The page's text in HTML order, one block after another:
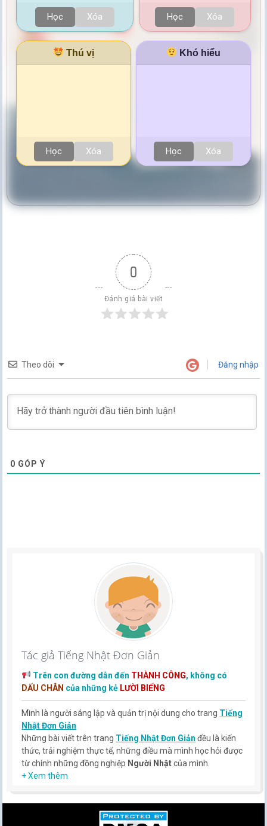
Học Xóa Học Xóa
Thú vị
Học Xóa
Khó hiểu
Học Xóa
0
Đánh giá bài viết
Theo dõi Đăng nhập
0 GÓP Ý
Tác giả Tiếng Nhật Đơn Giản
Trên con đường dẫn đến THÀNH CÔNG, không có
DẤU CHÂN của những kẻ LƯỜI BIẾNG
Mình là người sáng lập và quản trị nội dung cho trang Tiếng
Nhật Đơn Giản
Những bài viết trên trang Tiếng Nhật Đơn Giản đều là kiến
thức, trải nghiệm thực tế, những điều mà mình học hỏi được
từ chính những đồng nghiệp Người Nhậtcủa mình.
Hy vọng rằng kinh nghiệm mà mình có được sẽ giúp các bạn
+ Xem thêm